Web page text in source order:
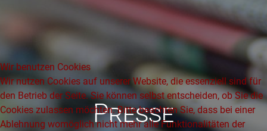
Presse
Wir benutzen Cookies
Wir nutzen Cookies auf unserer Website, die essenziell sind für
den Betrieb der Seite. Sie können selbst entscheiden, ob Sie die
Cookies zulassen möchten. Bitte beachten Sie, dass bei einer
Ablehnung womöglich nicht mehr alle Funktionalitäten der